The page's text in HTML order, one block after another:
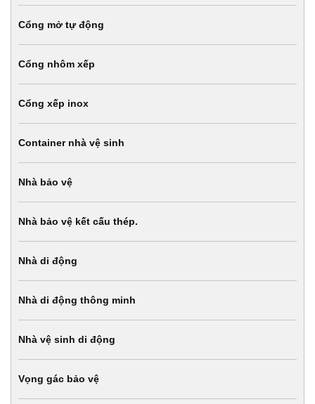
Cổng mở tự động
Cổng nhôm xếp
Cổng xếp inox
Container nhà vệ sinh
Nhà bảo vệ
Nhà bảo vệ kết cấu thép.
Nhà di động
Nhà di động thông minh
Nhà vệ sinh di động
Vọng gác bảo vệ